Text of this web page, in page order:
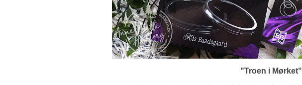
"Troen i Mørket"